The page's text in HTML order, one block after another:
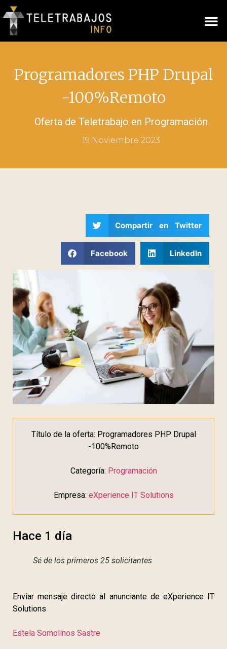
Programadores PHP Drupal
-100%Remoto
Oferta de Teletrabajo en Programación
19 Noviembre 2023
Compartir en Twitter
Facebook LinkedIn
Título de la oferta: Programadores PHP Drupal
-100%Remoto
Categoría: Programación
Empresa: eXperience IT Solutions
Hace 1 día
Sé de los primeros 25 solicitantes
Enviar mensaje directo al anunciante de eXperience IT
Solutions
Estela Somolinos Sastre